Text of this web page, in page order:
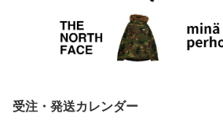
受注・発送カレンダー